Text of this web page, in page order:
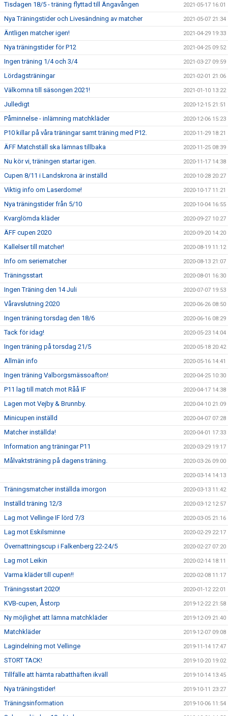
Tisdagen 18/5 - träning flyttad till Ängavången 2021-05-17 16:01
Nya Träningstider och Livesändning av matcher 2021-05-07 21:34
Äntligen matcher igen! 2021-04-29 19:33
Nya träningstider för P12 2021-04-25 09:52
Ingen träning 1/4 och 3/4 2021-03-27 09:59
Lördagsträningar 2021-02-01 21:06
Välkomna till säsongen 2021! 2021-01-10 13:22
Julledigt 2020-12-15 21:51
Påminnelse - inlämning matchkläder 2020-12-06 15:23
P10 killar på våra träningar samt träning med P12. 2020-11-29 18:21
ÄFF Matchställ ska lämnas tillbaka 2020-11-25 08:39
Nu kör vi, träningen startar igen. 2020-11-17 14:38
Cupen 8/11 i Landskrona är inställd 2020-10-28 20:27
Viktig info om Laserdome! 2020-10-17 11:21
Nya träningstider från 5/10 2020-10-04 16:55
Kvarglömda kläder 2020-09-27 10:27
ÄFF cupen 2020 2020-09-20 14:20
Kallelser till matcher! 2020-08-19 11:12
Info om seriematcher 2020-08-13 21:07
Träningsstart 2020-08-01 16:30
Ingen Träning den 14 Juli 2020-07-07 19:53
Våravslutning 2020 2020-06-26 08:50
Ingen träning torsdag den 18/6 2020-06-16 08:29
Tack för idag! 2020-05-23 14:04
Ingen träning på torsdag 21/5 2020-05-18 20:42
Allmän info 2020-05-16 14:41
Ingen träning Valborgsmässoafton! 2020-04-25 10:30
P11 lag till match mot Råå IF 2020-04-17 14:38
Lagen mot Vejby & Brunnby. 2020-04-10 21:09
Minicupen inställd 2020-04-07 07:28
Matcher inställda! 2020-04-01 17:33
Information ang träningar P11 2020-03-29 19:17
Målvaktsträning på dagens träning. 2020-03-26 09:00
2020-03-14 14:13
Träningsmatcher inställda imorgon 2020-03-13 11:42
Inställd träning 12/3 2020-03-12 12:57
Lag mot Vellinge IF lörd 7/3 2020-03-05 21:16
Lag mot Eskilsminne 2020-02-29 22:17
Övernattningscup i Falkenberg 22-24/5 2020-02-27 07:20
Lag mot Leikin 2020-02-14 18:11
Varma kläder till cupen!! 2020-02-08 11:17
Träningsstart 2020! 2020-01-12 22:01
KVB-cupen, Åstorp 2019-12-22 21:58
Ny möjlighet att lämna matchkläder 2019-12-09 21:40
Matchkläder 2019-12-07 09:08
Lagindelning mot Vellinge 2019-11-14 17:47
STORT TACK! 2019-10-20 19:02
Tillfälle att hämta rabatthäften ikväll 2019-10-14 13:45
Nya träningstider! 2019-10-11 23:27
Träningsinformation 2019-10-06 11:54